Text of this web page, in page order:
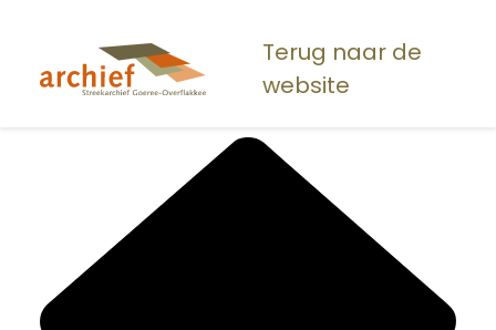
naar
Terug naar de
website